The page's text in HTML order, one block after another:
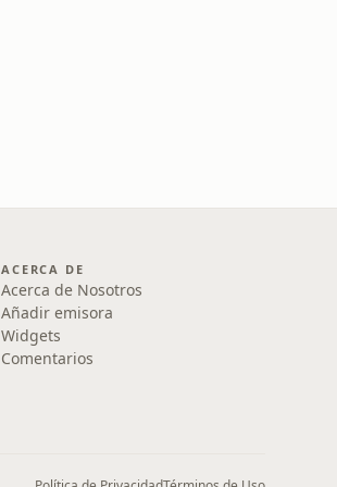
ACERCA DE
Acerca de Nosotros
Añadir emisora
Widgets
Comentarios